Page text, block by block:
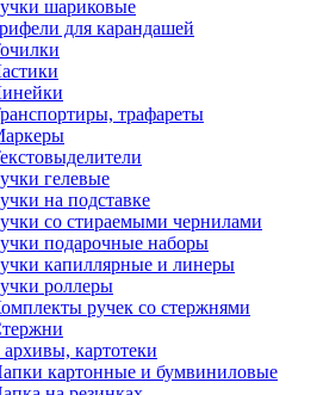
шариковые
для карандашей
трафареты
гелевые
на подставке
со стираемыми чернилами
подарочные наборы
капиллярные и линеры
роллеры
ручек со стержнями
картотеки
картонные и бумвиниловые